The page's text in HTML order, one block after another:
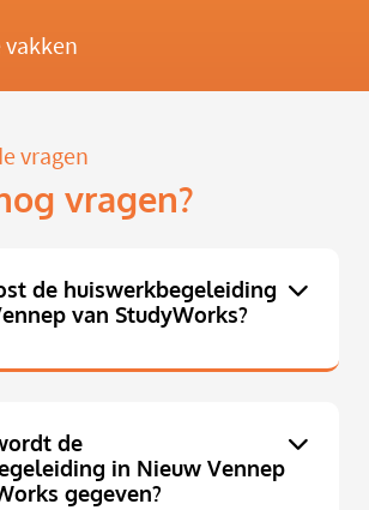
vragen
vragen?
de huiswerkbegeleiding
van StudyWorks?
de
in Nieuw Vennep
gegeven?